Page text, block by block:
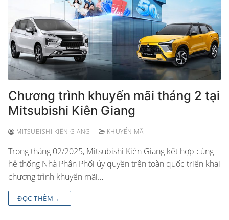
Chương trình khuyến mãi tháng 2 tại
Mitsubishi Kiên Giang
MITSUBISHI KIÊN GIANG KHUYẾN MÃI
Trong tháng 02/2025, Mitsubishi Kiên Giang kết hợp cùng
hệ thống Nhà Phân Phối ủy quyền trên toàn quốc triển khai
chương trình khuyến mãi…
ĐỌC THÊM ←